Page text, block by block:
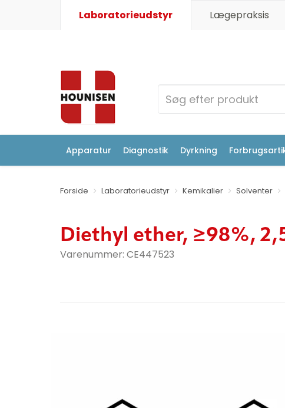
Laboratorieudstyr Lægepraksis
Apparatur Diagnostik Dyrkning
Forside Laboratorieudstyr Kemikalier Solventer
Diethyl ether, ≥98%,
Varenummer: CE447523